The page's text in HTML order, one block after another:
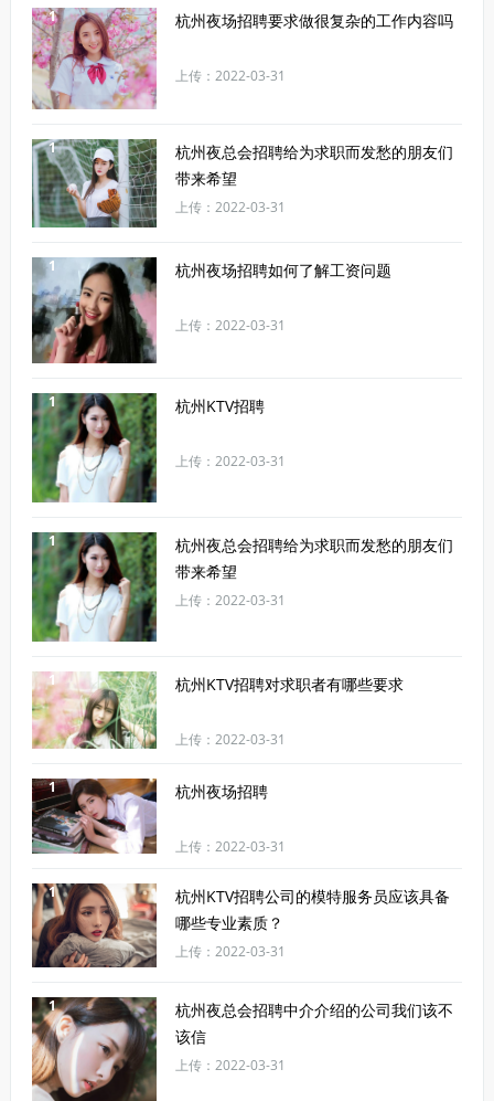
1 杭州夜场招聘要求做很复杂的工作内容吗
上传：2022-03-31
1
杭州夜总会招聘给为求职而发愁的朋友们
带来希望
上传：2022-03-31
1 杭州夜场招聘如何了解工资问题
上传：2022-03-31
1 杭州KTV招聘
上传：2022-03-31
1
杭州夜总会招聘给为求职而发愁的朋友们
带来希望
上传：2022-03-31
1 杭州KTV招聘对求职者有哪些要求
上传：2022-03-31
1 杭州夜场招聘
上传：2022-03-31
1
杭州KTV招聘公司的模特服务员应该具备
哪些专业素质？
上传：2022-03-31
1
杭州夜总会招聘中介介绍的公司我们该不
该信
上传：2022-03-31